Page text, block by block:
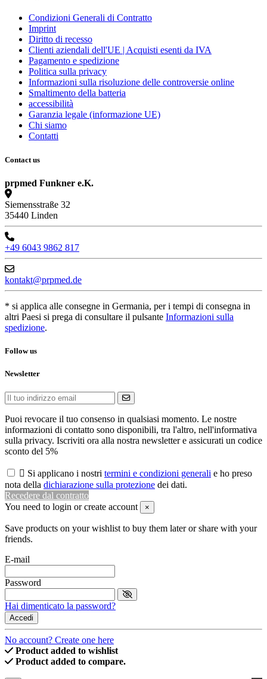
Condizioni Generali di Contratto
Imprint
Diritto di recesso
Clienti aziendali dell'UE | Acquisti esenti da IVA
Pagamento e spedizione
Politica sulla privacy
Informazioni sulla risoluzione delle controversie online
Smaltimento della batteria
accessibilità
Garanzia legale (informazione UE)
Chi siamo
Contatti
Contact us
prpmed Funkner e.K.
Siemensstraße 32
35440 Linden
+49 6043 9862 817
kontakt@prpmed.de
* si applica alle consegne in Germania, per i tempi di consegna in
altri Paesi si prega di consultare il pulsante Informazioni sulla
spedizione.
Follow us
Newsletter
Puoi revocare il tuo consenso in qualsiasi momento. Le nostre
informazioni di contatto sono disponibili, tra l'altro, nell'informativa
sulla privacy. Iscriviti ora alla nostra newsletter e assicurati un codice
sconto del 5%
 Si applicano i nostri termini e condizioni generali e ho preso
nota della dichiarazione sulla protezione dei dati.
Recedere dal contratto
You need to login or create account
×
Save products on your wishlist to buy them later or share with your
friends.
E-mail
Password
Hai dimenticato la password?
Accedi
No account? Create one here
Product added to wishlist
Product added to compare.